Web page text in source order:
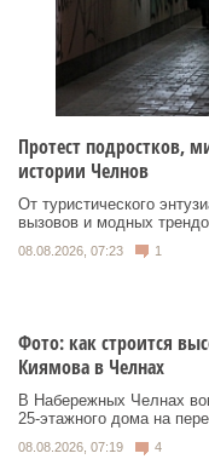
Протест подростков,
истории Челнов
От туристического
вызовов и модных
08.08.2026, 07:23 1
Фото: как строится
Киямова в Челнах
В Набережных Челнах
25‑этажного дома на
08.08.2026, 07:19 4